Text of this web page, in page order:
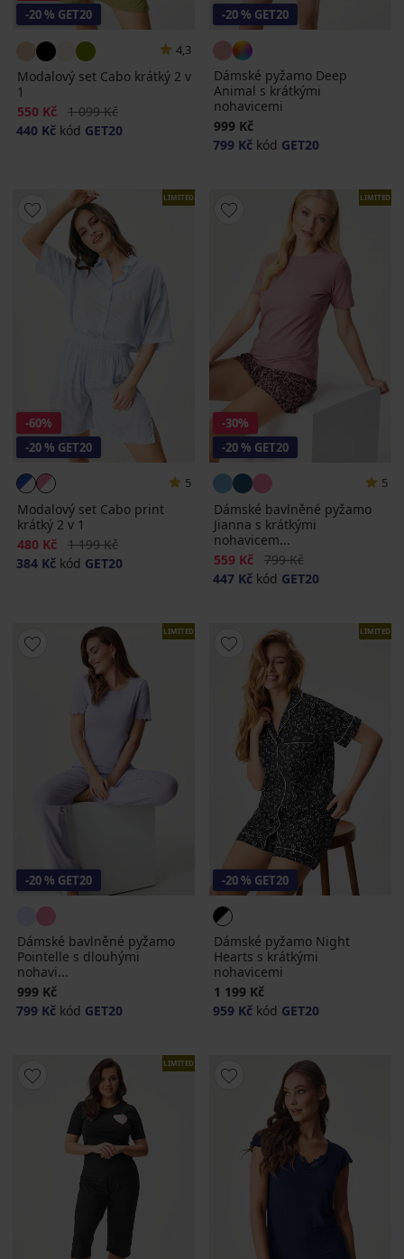
-20 % GET20
4,3
Modalový set Cabo krátký 2 v
1
Sleva
550 Kč Původní cena
1 099 Kč
440 Kč kód GET20
-20 % GET20
Dámské pyžamo Deep
Animal s krátkými
nohavicemi
999 Kč
799 Kč kód GET20
LIMITED
-60%
-20 % GET20
5
Modalový set Cabo print
krátký 2 v 1
Sleva
480 Kč Původní cena
1 199 Kč
384 Kč kód GET20
LIMITED
-30%
-20 % GET20
5
Dámské bavlněné pyžamo
Jianna s krátkými
nohavicem...
Sleva
559 Kč Původní cena
799 Kč
447 Kč kód GET20
LIMITED
-20 % GET20
Dámské bavlněné pyžamo
Pointelle s dlouhými
nohavi...
999 Kč
799 Kč kód GET20
LIMITED
-20 % GET20
Dámské pyžamo Night
Hearts s krátkými
nohavicemi
1 199 Kč
959 Kč kód GET20
LIMITED